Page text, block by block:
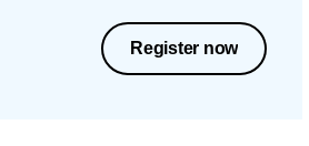
Register now